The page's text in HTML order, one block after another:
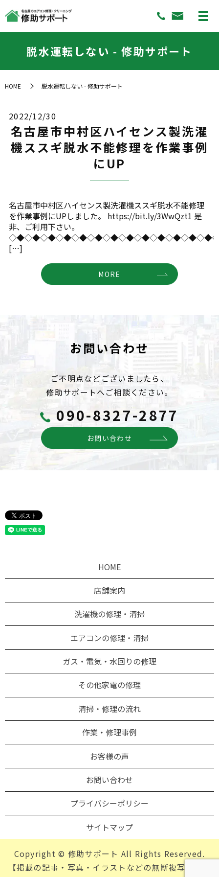
脱水運転しない - 修助サポート
HOME 脱水運転しない - 修助サポート
2022/12/30
名古屋市中村区ハイセンス製洗濯
機ススギ脱水不能修理を作業事例
にUP
名古屋市中村区ハイセンス製洗濯機ススギ脱水不能修理
を作業事例にUPしました。 https://bit.ly/3WwQzt1 是
非、ご利用下さい。
[…]
MORE
お問い合わせ
ご不明点などございましたら、
修助サポートへご相談ください。
090-8327-2877
お問い合わせ
HOME
店舗案内
洗濯機の修理・清掃
エアコンの修理・清掃
ガス・電気・水回りの修理
その他家電の修理
清掃・修理の流れ
作業・修理事例
お客様の声
お問い合わせ
プライバシーポリシー
サイトマップ
Copyright © 修助サポート All Rights Reserved.
【掲載の記事・写真・イラストなどの無断複写・転載